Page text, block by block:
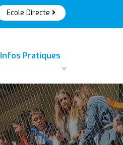
Ecole Directe
Infos Pratiques